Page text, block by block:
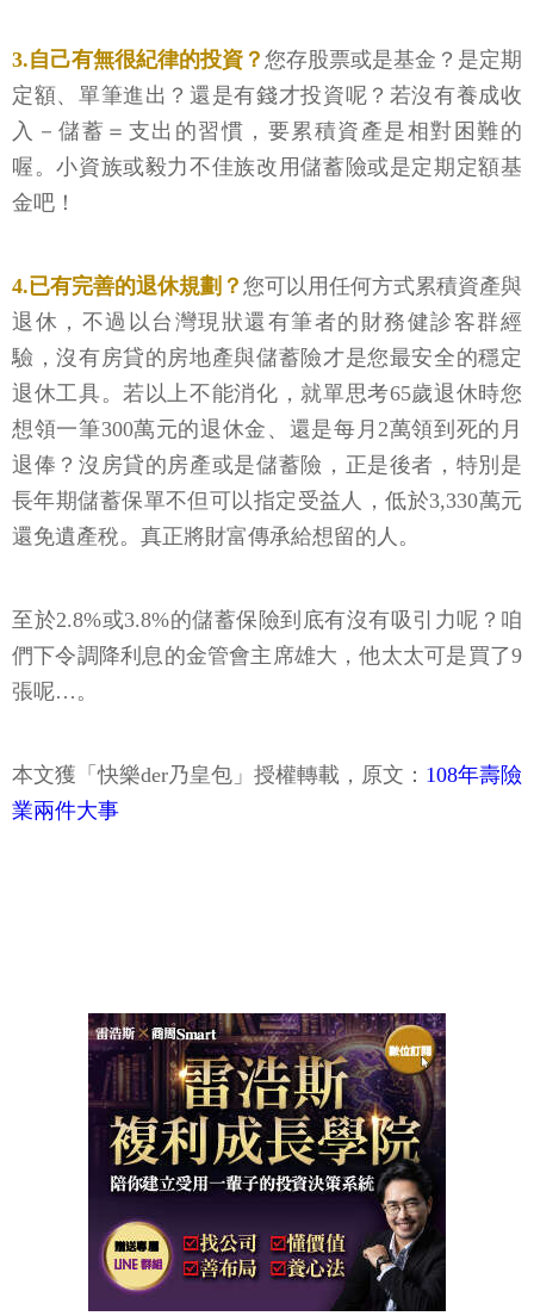
3.自己有無很紀律的投資？ 您存股票或是基金？是定期
定額、單筆進出？還是有錢才投資呢？若沒有養成收
入－儲蓄＝支出的習慣，要累積資產是相對困難的
喔。小資族或毅力不佳族改用儲蓄險或是定期定額基
金吧！
4.已有完善的退休規劃？ 您可以用任何方式累積資產與
退休，不過以台灣現狀還有筆者的財務健診客群經
驗，沒有房貸的房地產與儲蓄險才是您最安全的穩定
退休工具。若以上不能消化，就單思考65歲退休時您
想領一筆300萬元的退休金、還是每月2萬領到死的月
退俸？沒房貸的房產或是儲蓄險，正是後者，特別是
長年期儲蓄保單不但可以指定受益人，低於3,330萬元
還免遺產稅。真正將財富傳承給想留的人。
至於2.8%或3.8%的儲蓄保險到底有沒有吸引力呢？咱
們下令調降利息的金管會主席雄大，他太太可是買了9
張呢…。
本文獲「快樂der乃皇包」授權轉載，原文： 108年壽險
業兩件大事